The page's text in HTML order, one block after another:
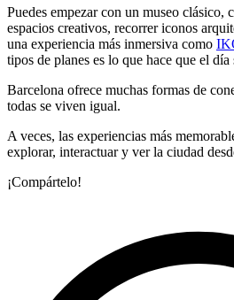
Puedes empezar con un museo clásico,
espacios creativos, recorrer iconos
una experiencia más inmersiva como
tipos de planes es lo que hace que el día
Barcelona ofrece muchas formas de
todas se viven igual.
A veces, las experiencias más
explorar, interactuar y ver la ciudad
¡Compártelo!